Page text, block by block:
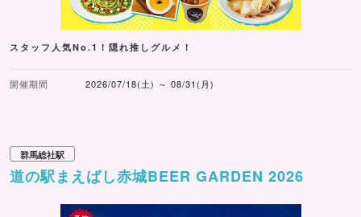
スタッフ人気No.1！隠れ推しグルメ！
開催期間 2026/07/18(土) ～ 08/31(月)
群馬総社駅
道の駅まえばし赤城BEER GARDEN 2026